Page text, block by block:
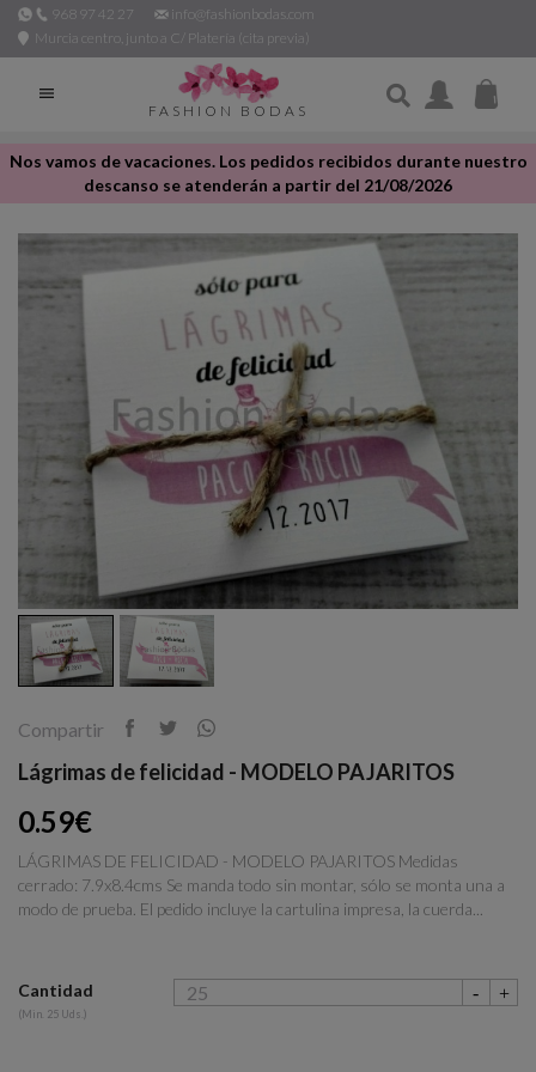
968 97 42 27
info@fashionbodas.com
Murcia centro, junto a C/ Platería (cita previa)

FASHION BODAS
Nos vamos de vacaciones. Los pedidos recibidos durante nuestro
descanso se atenderán a partir del 21/08/2026
Compartir
Lágrimas de felicidad - MODELO PAJARITOS
0.59€
LÁGRIMAS DE FELICIDAD - MODELO PAJARITOS Medidas
cerrado: 7.9x8.4cms Se manda todo sin montar, sólo se monta una a
modo de prueba. El pedido incluye la cartulina impresa, la cuerda...
Cantidad
(Min. 25 Uds.)